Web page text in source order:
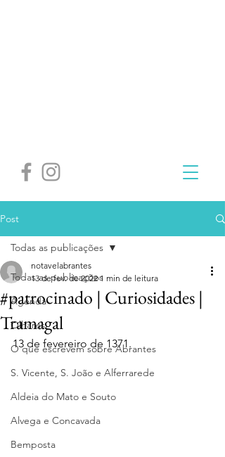
Post
Todas as publicações
Agenda
Olhares
O que escrevem sobre Abrantes
S. Vicente, S. João e Alferrarede
Aldeia do Mato e Souto
Alvega e Concavada
Bemposta
Todas as publicações
#patrocinado | Curiosidades |
Tramagal
notavelabrantes
13 de fev. de 2022 1 min de leitura
13 de fevereiro de 1371.